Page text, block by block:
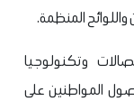
واللوائح المنظمة.
وتكنولوجيا
المواطنين على